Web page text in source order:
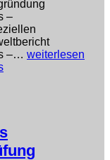
–
–… weiterlesen